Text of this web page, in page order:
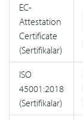
EC-
Attestation
Certificate
(Sertifikalar)
ISO
45001:2018
(Sertifikalar)